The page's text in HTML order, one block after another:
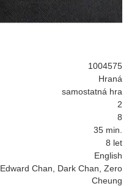
1004575
Hraná
samostatná hra
2
8
35 min.
8 let
English
Edward Chan, Dark Chan, Zero
Cheung